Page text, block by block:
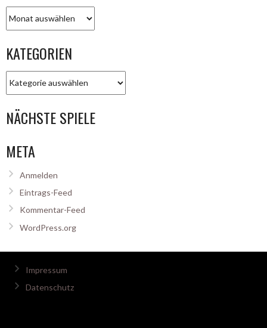
KATEGORIEN
NÄCHSTE SPIELE
META
Anmelden
Eintrags-Feed
Kommentar-Feed
WordPress.org
Impressum
Datenschutz